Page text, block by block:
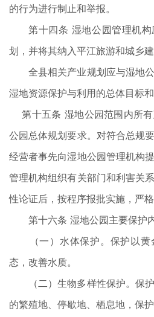
的行为进行制止和举报。
第十四条 湿地公园管理机
划，并将其纳入平江旅游和城乡建
全县相关产业规划应与湿地
湿地资源保护与利用的总体目标和
第十五条 湿地公园范围内所
公园总体规划要求。对符合总规
经营者事先向湿地公园管理机构
管理机构组织有关部门和利害关
性论证后，按程序报批实施，严
第十六条 湿地公园主要保护
（一）水体保护。保护以黄
态，改善水质。
（二）生物多样性保护。保
的繁殖地、停歇地、栖息地，保